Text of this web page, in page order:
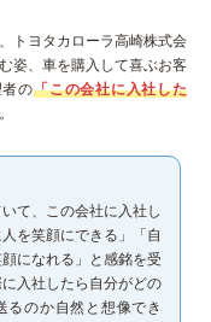
トヨタカローラ高崎株式会
姿、車を購入して喜ぶお客
者の「この会社に入社した
て、この会社に入社し
を笑顔にできる」「自
になれる」と感銘を受
入社したら自分がどの
るのか自然と想像でき